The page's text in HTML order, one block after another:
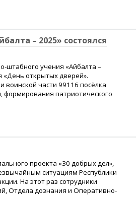
– 2025» состоялся
штабного учения «Айбалта –
«День открытых дверей».
части 99116 посёлка
формирования патриотического
проекта «30 добрых дел»,
ситуациям Республики
На этот раз сотрудники
Отдела дознания и Оперативно-